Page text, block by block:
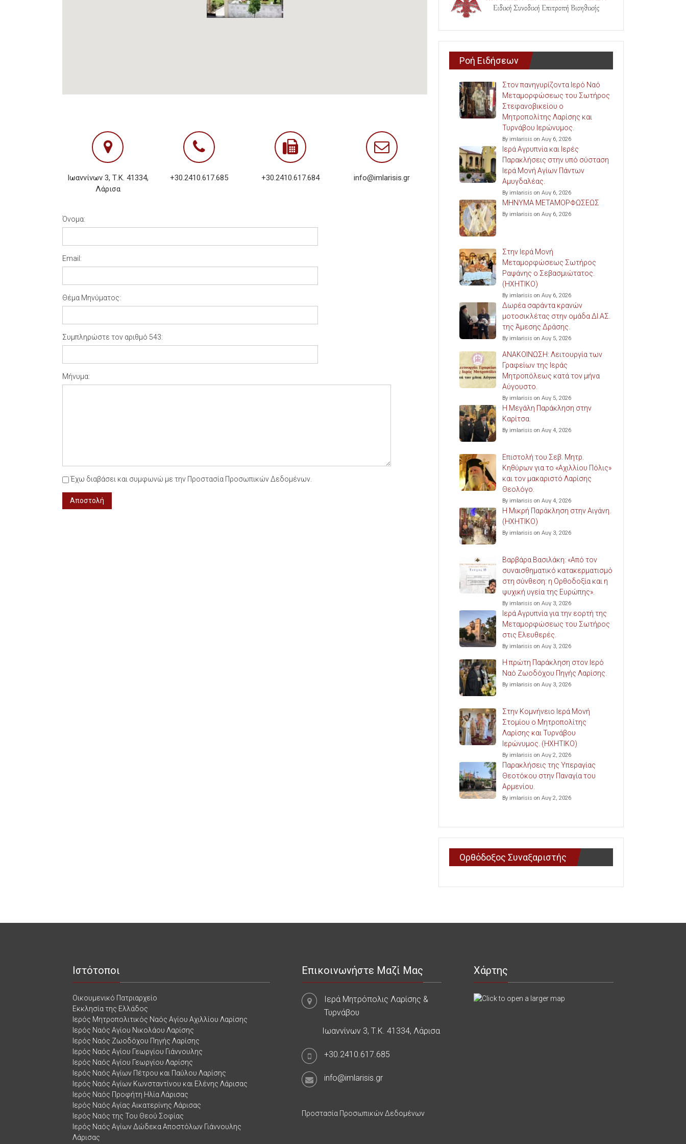
Ιωαννίνων 3, Τ.Κ. 41334,
Λάρισα
+30.2410.617.685 +30.2410.617.684 info@imlarisis.gr
Όνομα:
Email:
Θέμα Μηνύματος:
Συμπληρώστε τον αριθμό 543:
Μήνυμα:
Έχω διαβάσει και συμφωνώ με την Προστασία Προσωπικών Δεδομένων.
Αποστολή
Ροή Ειδήσεων
Στον πανηγυρίζοντα Ιερό Ναό
Μεταμορφώσεως του Σωτήρος
Στεφανοβικείου ο
Μητροπολίτης Λαρίσης και
Τυρνάβου Ιερώνυμος.
By imlarisis on Αυγ 6, 2026
Ιερά Αγρυπνία και Ιερές
Παρακλήσεις στην υπό σύσταση
Ιερά Μονή Αγίων Πάντων
Αμυγδαλέας.
By imlarisis on Αυγ 6, 2026
ΜΗΝΥΜΑ ΜΕΤΑΜΟΡΦΩΣΕΩΣ
By imlarisis on Αυγ 6, 2026
Στην Ιερά Μονή
Μεταμορφώσεως Σωτήρος
Ραψάνης ο Σεβασμιώτατος.
(ΗΧΗΤΙΚΟ)
By imlarisis on Αυγ 6, 2026
Δωρέα σαράντα κρανών
μοτοσικλέτας στην ομάδα ΔΙ.ΑΣ.
της Άμεσης Δράσης.
By imlarisis on Αυγ 5, 2026
ΑΝΑΚΟΙΝΩΣΗ: Λειτουργία των
Γραφείων της Ιεράς
Μητροπόλεως κατά τον μήνα
Αύγουστο.
By imlarisis on Αυγ 5, 2026
Η Μεγάλη Παράκληση στην
Καρίτσα.
By imlarisis on Αυγ 4, 2026
Επιστολή του Σεβ. Μητρ.
Κηθύρων για το «Αχιλλίου Πόλις»
και τον μακαριστό Λαρίσης
Θεολόγο.
By imlarisis on Αυγ 4, 2026
Η Μικρή Παράκληση στην Αιγάνη.
(ΗΧΗΤΙΚΟ)
By imlarisis on Αυγ 3, 2026
Βαρβάρα Βασιλάκη: «Από τον
συναισθηματικό κατακερματισμό
στη σύνθεση: η Ορθοδοξία και η
ψυχική υγεία της Ευρώπης».
By imlarisis on Αυγ 3, 2026
Ιερά Αγρυπνία για την εορτή της
Μεταμορφώσεως του Σωτήρος
στις Ελευθερές.
By imlarisis on Αυγ 3, 2026
Η πρώτη Παράκληση στον Ιερό
Ναό Ζωοδόχου Πηγής Λαρίσης.
By imlarisis on Αυγ 3, 2026
Στην Κομνήνειο Ιερά Μονή
Στομίου ο Μητροπολίτης
Λαρίσης και Τυρνάβου
Ιερώνυμος. (ΗΧΗΤΙΚΟ)
By imlarisis on Αυγ 2, 2026
Παρακλήσεις της Υπεραγίας
Θεοτόκου στην Παναγία του
Αρμενίου.
By imlarisis on Αυγ 2, 2026
Ορθόδοξος Συναξαριστής
Ιστότοποι
Οικουμενικό Πατριαρχείο
Εκκλησία της Ελλάδος
Ιερός Μητροπολιτικός Ναός Αγίου Αχιλλίου Λαρίσης
Ιερός Ναός Αγίου Νικολάου Λαρίσης
Ιερός Ναός Ζωοδόχου Πηγής Λαρίσης
Ιερός Ναός Αγίου Γεωργίου Γιάννουλης
Ιερός Ναός Αγίου Γεωργίου Λαρίσης
Ιερός Ναός Αγίων Πέτρου και Παύλου Λαρίσης
Ιερός Ναός Αγίων Κωνσταντίνου και Ελένης Λάρισας
Ιερός Ναός Προφήτη Ηλία Λάρισας
Ιερός Ναός Αγίας Αικατερίνης Λάρισας
Ιερός Ναός της Του Θεού Σοφίας
Ιερός Ναός Αγίων Δώδεκα Αποστόλων Γιάννουλης
Λάρισας
Επικοινωνήστε Μαζί Μας
Ιερά Μητρόπολις Λαρίσης &
Τυρνάβου
Ιωαννίνων 3, Τ.Κ. 41334, Λάρισα
+30.2410.617.685
info@imlarisis.gr
Προστασία Προσωπικών Δεδομένων
Χάρτης